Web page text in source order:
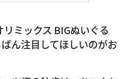
リミックス BIGぬいぐる
ん注目してほしいのがお